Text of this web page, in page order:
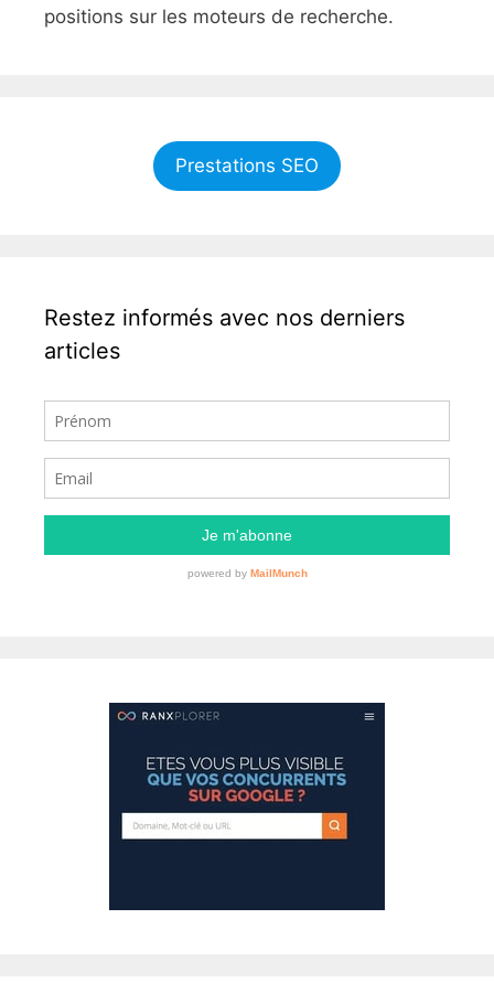
positions sur les moteurs de recherche.
Prestations SEO
Restez informés avec nos derniers
articles